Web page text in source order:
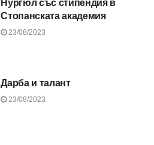
Нургюл със стипендия в
Стопанската академия
23/08/2023
Дарба и талант
23/08/2023